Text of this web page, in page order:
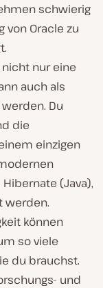
schwierig
von Oracle zu
nicht nur eine
auch als
Du
die
einzigen
(Java),
werden.
können
so viele
du brauchst.
und